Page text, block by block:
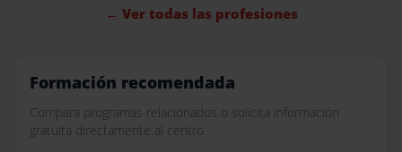
← Ver todas las profesiones
Formación recomendada
Compara programas relacionados o solicita información
gratuita directamente al centro.